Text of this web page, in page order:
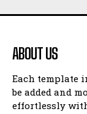
ABOUT US
Each template
be added and
effortlessly